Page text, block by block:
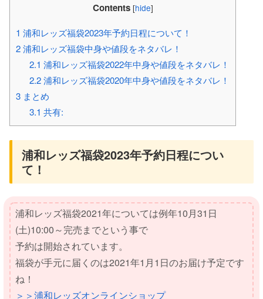
Contents [hide]
1 浦和レッズ福袋2023年予約日程について！
2浦和レッズ福袋中身や値段をネタバレ！
2.1 浦和レッズ福袋2022年中身や値段をネタバレ！
2.2浦和レッズ福袋2020年中身や値段をネタバレ！
3 まとめ
3.1 共有:
浦和レッズ福袋2023年予約日程につい
て！
浦和レッズ福袋2021年については例年10月31日
(土)10:00～完売までという事で
予約は開始されています。
福袋が手元に届くのは2021年1月1日のお届け予定です
ね！
＞＞浦和レッズオンラインショップ